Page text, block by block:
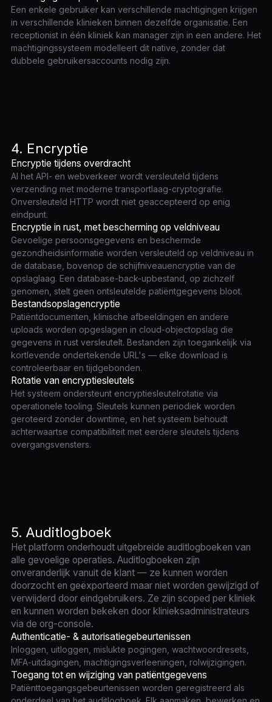
Een enkele gebruiker kan verschillende machtigingen krijgen
in verschillende klinieken binnen dezelfde organisatie. Een
receptionist in één kliniek kan manager zijn in een andere. Het
machtigingssysteem modelleert dit native, zonder dat
dubbele gebruikersaccounts nodig zijn.
4. Encryptie
Encryptie tijdens overdracht
Al het API- en webverkeer wordt versleuteld tijdens
verzending met moderne transportlaag-cryptografie.
Onversleuteld HTTP wordt niet geaccepteerd op enig
eindpunt.
Encryptie in rust, met bescherming op veldniveau
Gevoelige persoonsgegevens en beschermde
gezondheidsinformatie worden versleuteld op veldniveau in
de database, bovenop de schijfniveauencryptie van de
opslaglaag. Een database-back-upbestand, op zichzelf
genomen, stelt geen ontsleutelde patiëntgegevens bloot.
Bestandsopslagencryptie
Patiëntdocumenten, klinische afbeeldingen en andere
uploads worden opgeslagen in cloud-objectopslag die
gegevens in rust versleutelt. Bestanden zijn toegankelijk via
kortlevende ondertekende URL's — elke download is
controleerbaar en tijdgebonden.
Rotatie van encryptiesleutels
Het systeem ondersteunt encryptiesleutelrotatie via
operationele tooling. Sleutels kunnen periodiek worden
geroteerd zonder downtime, en het systeem behoudt
achterwaartse compatibiliteit met eerdere sleutels tijdens
overgangsvensters.
5. Auditlogboek
Het platform onderhoudt uitgebreide auditlogboeken van
alle gevoelige operaties. Auditlogboeken zijn
onveranderlijk vanuit de klant — ze kunnen worden
doorzocht en geëxporteerd maar niet worden gewijzigd of
verwijderd door eindgebruikers. Ze zijn scoped per kliniek
en kunnen worden bekeken door klinieksadministrateurs
via de org-console.
Authenticatie- & autorisatiegebeurtenissen
Inloggen, uitloggen, mislukte pogingen, wachtwoordresets,
MFA-uitdagingen, machtigingsverleeningen, rolwijzigingen.
Toegang tot en wijziging van patiëntgegevens
Patiënttoegangsgebeurtenissen worden geregistreerd als